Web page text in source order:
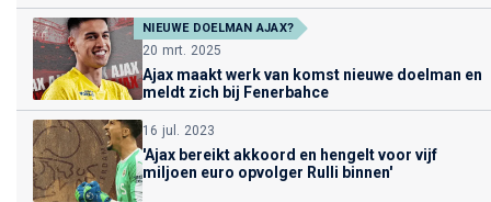
NIEUWE DOELMAN AJAX?
20 mrt. 2025
Ajax maakt werk van komst nieuwe doelman en
meldt zich bij Fenerbahce
16 jul. 2023
'Ajax bereikt akkoord en hengelt voor vijf
miljoen euro opvolger Rulli binnen'